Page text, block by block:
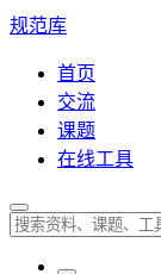
规范库
首页
交流
课题
在线工具